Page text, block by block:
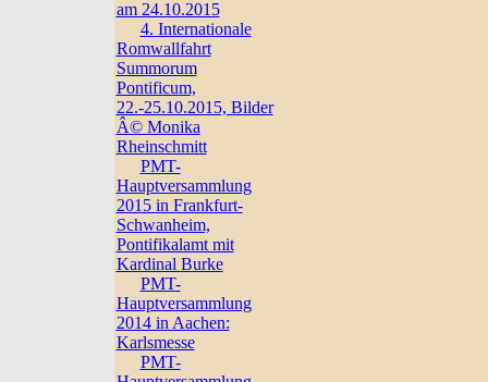
am 24.10.2015
4. Internationale
Romwallfahrt
Summorum
Pontificum,
22.-25.10.2015, Bilder
Â© Monika
Rheinschmitt
PMT-
Hauptversammlung
2015 in Frankfurt-
Schwanheim,
Pontifikalamt mit
Kardinal Burke
PMT-
Hauptversammlung
2014 in Aachen:
Karlsmesse
PMT-